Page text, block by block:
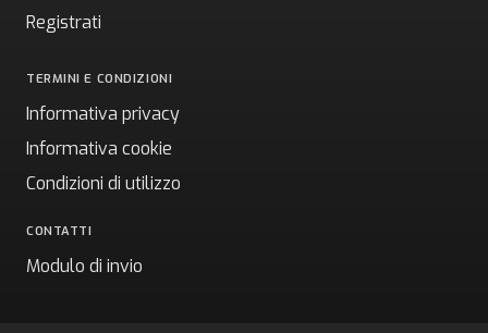
Registrati
TERMINI E CONDIZIONI
Informativa privacy
Informativa cookie
Condizioni di utilizzo
CONTATTI
Modulo di invio